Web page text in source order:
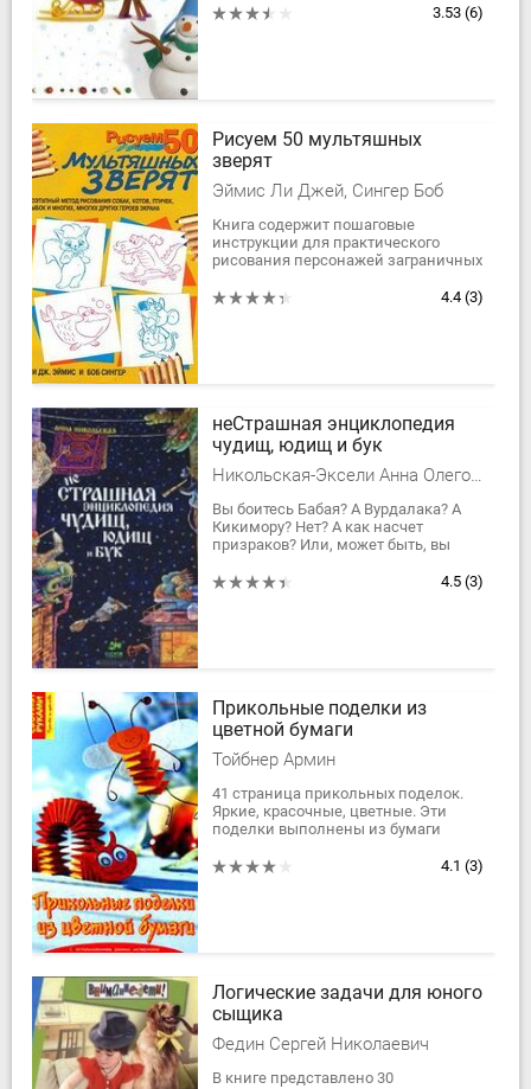
многолетний опыт работы с детьми.
3.53 (6)
Рисуем 50 мультяшных
зверят
Эймис Ли Джей, Сингер Боб
Книга содержит пошаговые
инструкции для практического
рисования персонажей заграничных
потешными мордочками, фигурами
4.4 (3)
неСтрашная энциклопедия
чудищ, юдищ и бук
Никольская-Эксели Анна Олеговна
Вы боитесь Бабая? А Вурдалака? А
Кикимору? Нет? А как насчет
призраков? Или, может быть, вы
верим! Что, даже оборотней? Ну и
4.5 (3)
Прикольные поделки из
цветной бумаги
Тойбнер Армин
41 страница прикольных поделок.
Яркие, красочные, цветные. Эти
поделки выполнены из бумаги
объемными аппликациями и
4.1 (3)
Логические задачи для юного
сыщика
Федин Сергей Николаевич
В книге представлено 30